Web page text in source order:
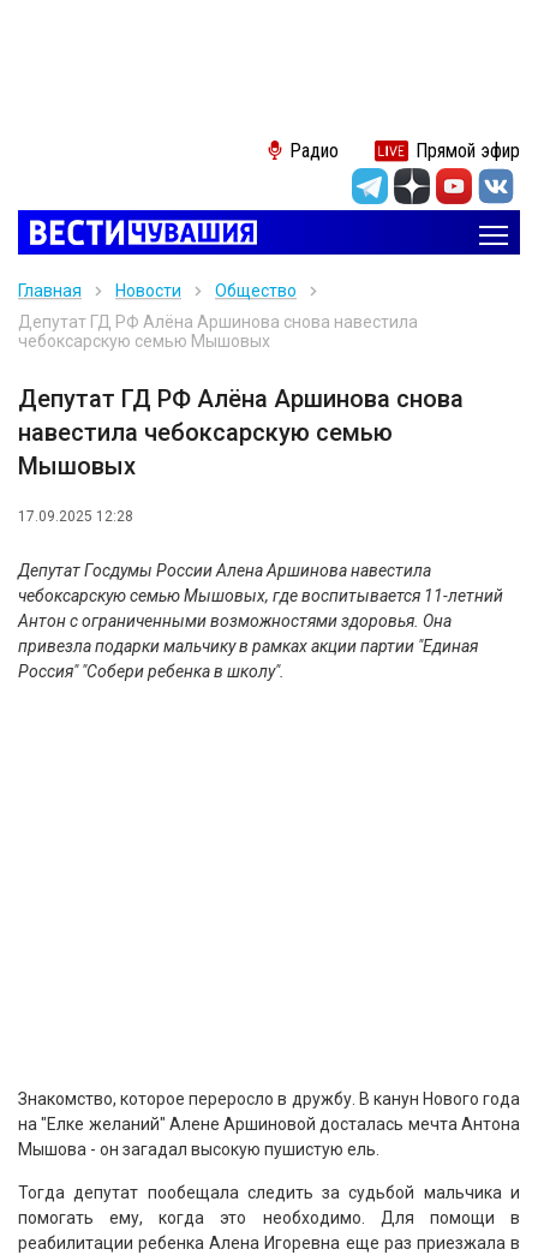
Радио Прямой эфир
Главная Новости
Общество
Депутат ГД РФ Алёна Аршинова снова навестила
чебоксарскую семью Мышовых
Депутат ГД РФ Алёна Аршинова снова
навестила чебоксарскую семью
Мышовых
17.09.2025 12:28
Депутат Госдумы России Алена Аршинова навестила
чебоксарскую семью Мышовых, где воспитывается 11-летний
Антон с ограниченными возможностями здоровья. Она
привезла подарки мальчику в рамках акции партии "Единая
Россия" "Собери ребенка в школу".
Знакомство, которое переросло в дружбу. В канун Нового года
на "Елке желаний" Алене Аршиновой досталась мечта Антона
Мышова - он загадал высокую пушистую ель.
Тогда депутат пообещала следить за судьбой мальчика и
помогать ему, когда это необходимо. Для помощи в
реабилитации ребенка Алена Игоревна еще раз приезжала в